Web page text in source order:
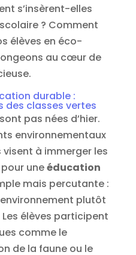
s’insèrent-elles
? Comment
élèves en éco-
au cœur de
durable :
des classes vertes
pas nées d’hier.
environnementaux
visent à immerger les
uneéducation
mais percutante :
plutôt
élèves participent
comme le
de la faune ou le